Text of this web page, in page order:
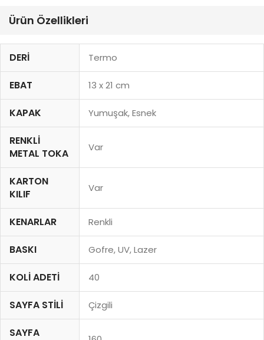
Ürün Özellikleri
DERI Termo
EBAT 13 x 21 cm
KAPAK Yumuşak, Esnek
RENKLI
METAL TOKA
Var
KARTON
KILIF
Var
KENARLAR Renkli
BASKI Gofre, UV, Lazer
KOLI ADETI 40
SAYFA STILI Çizgili
SAYFA